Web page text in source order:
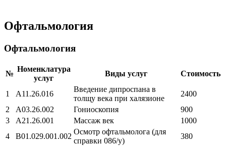
Офтальмология
Офтальмология
№
Номенклатура
услуг
Виды услуг Стоимость
1 А11.26.016
Введение дипроспана в
толщу века при халязионе
2400
2
А03.26.002 Гониоскопия
900
3
А21.26.001 Массаж век
1000
4
B01.029.001.002
Осмотр офтальмолога (для
справки 086/у)
380